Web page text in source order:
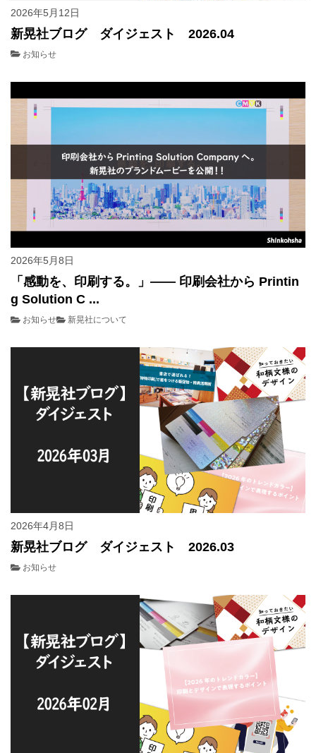
2026年5月12日
新晃社ブログ ダイジェスト 2026.04
お知らせ
2026年5月8日
「感動を、印刷する。」—— 印刷会社から Printin
g Solution C ...
お知らせ 新晃社について
2026年4月8日
新晃社ブログ ダイジェスト 2026.03
お知らせ